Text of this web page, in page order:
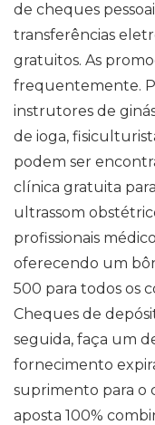
de cheques
transferências
gratuitos. As
frequentemente.
instrutores de
de ioga,
podem ser
clínica gratuita
ultrassom
profissionais
oferecendo um
500 para todos os
Cheques de
seguida, faça um
fornecimento
suprimento para o
aposta 100%